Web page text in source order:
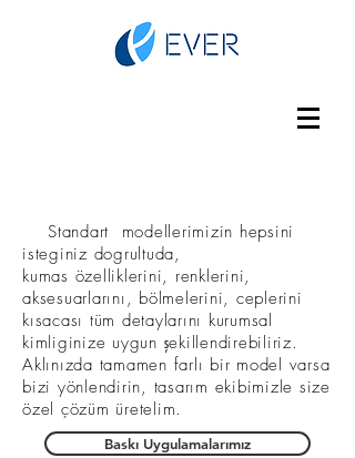
Standart modellerimizin hepsini
isteginiz dogrultuda,
kumas özelliklerini, renklerini,
aksesuarlarını, bölmelerini, ceplerini
kısacası tüm detaylarını kurumsal
kimliginize uygun şekillendirebiliriz.
Aklınızda tamamen farlı bir model varsa
bizi yönlendirin, tasarım ekibimizle size
özel çözüm üretelim.
Baskı Uygulamalarımız